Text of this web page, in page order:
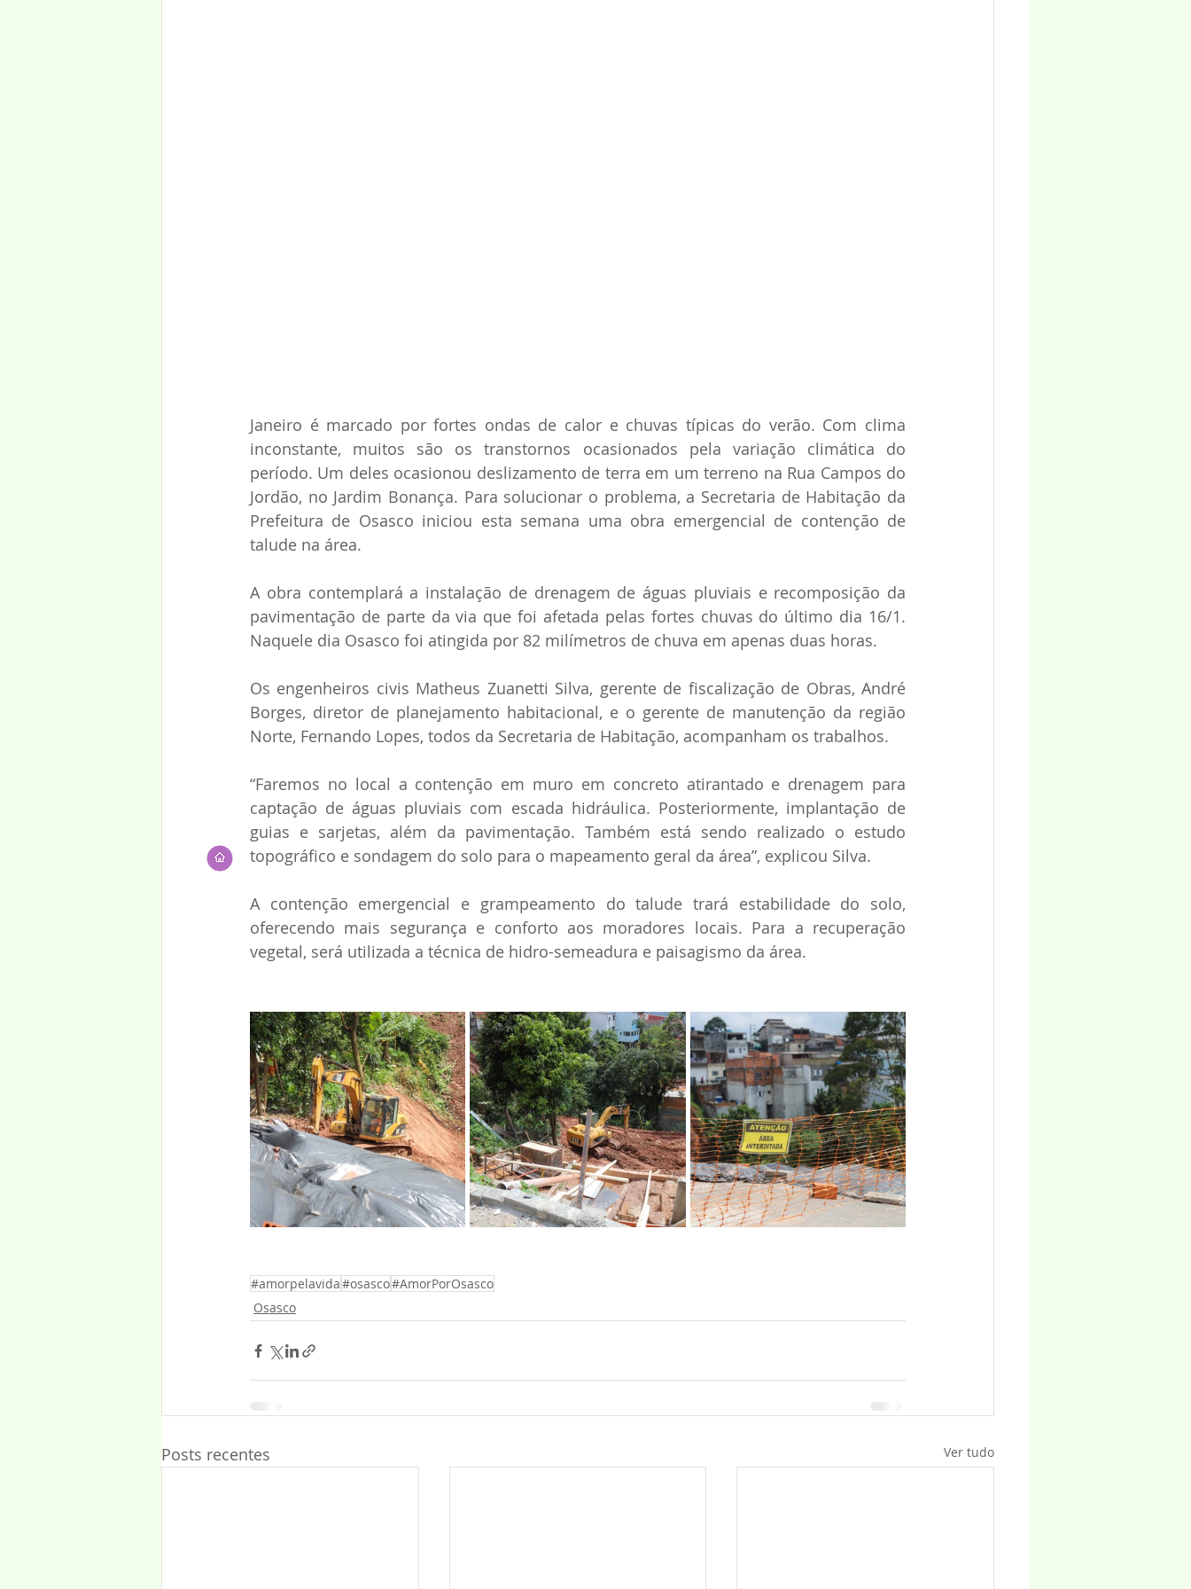
Janeiro é marcado por fortes ondas de calor e chuvas típicas do verão. Com clima
inconstante, muitos são os transtornos ocasionados pela variação climática do
período. Um deles ocasionou deslizamento de terra em um terreno na Rua Campos do
Jordão, no Jardim Bonança. Para solucionar o problema, a Secretaria de Habitação da
Prefeitura de Osasco iniciou esta semana uma obra emergencial de contenção de
talude na área.
A obra contemplará a instalação de drenagem de águas pluviais e recomposição da
pavimentação de parte da via que foi afetada pelas fortes chuvas do último dia 16/1.
Naquele dia Osasco foi atingida por 82 milímetros de chuva em apenas duas horas.
Os engenheiros civis Matheus Zuanetti Silva, gerente de fiscalização de Obras, André
Borges, diretor de planejamento habitacional, e o gerente de manutenção da região
Norte, Fernando Lopes, todos da Secretaria de Habitação, acompanham os trabalhos.
“Faremos no local a contenção em muro em concreto atirantado e drenagem para
captação de águas pluviais com escada hidráulica. Posteriormente, implantação de
guias e sarjetas, além da pavimentação. Também está sendo realizado o estudo
topográfico e sondagem do solo para o mapeamento geral da área”, explicou Silva.
A contenção emergencial e grampeamento do talude trará estabilidade do solo,
oferecendo mais segurança e conforto aos moradores locais. Para a recuperação
vegetal, será utilizada a técnica de hidro-semeadura e paisagismo da área.
#amorpelavida#osasco#AmorPorOsasco
Osasco
Posts recentes Ver tudo